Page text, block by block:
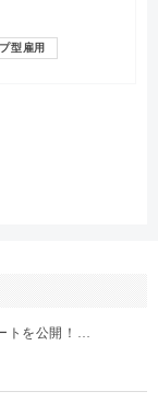
型雇用
トを公開！…